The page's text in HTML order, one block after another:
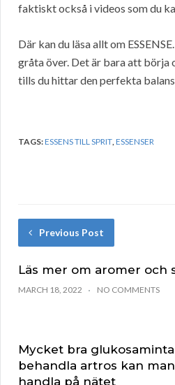
faktiskt också i videos som du
Där kan du läsa allt om
gråta över. Det är bara att börja
tills du hittar den perfekta
TAGS:ESSENS TILL SPRIT ESSENSER
Previous Post
Läs mer om aromer och
MARCH 18, 2022 NO COMMENTS
Mycket bra
behandla artros kan
handla på nätet